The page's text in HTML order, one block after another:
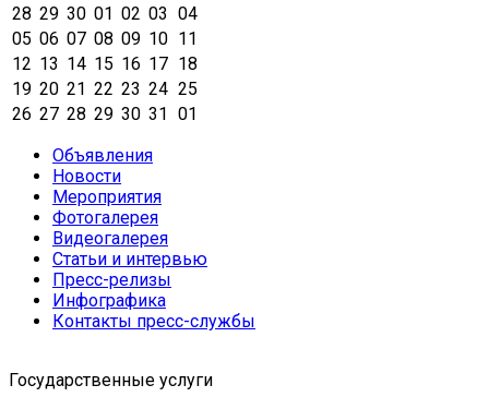
28 29 30 01 02 03 04
05 06 07 08 09 10 11
12 13 14 15 16 17 18
19 20 21 22 23 24 25
26 27 28 29 30 31 01
Объявления
Новости
Мероприятия
Фотогалерея
Видеогалерея
Статьи и интервью
Пресс-релизы
Инфографика
Контакты пресс-службы
Государственные услуги